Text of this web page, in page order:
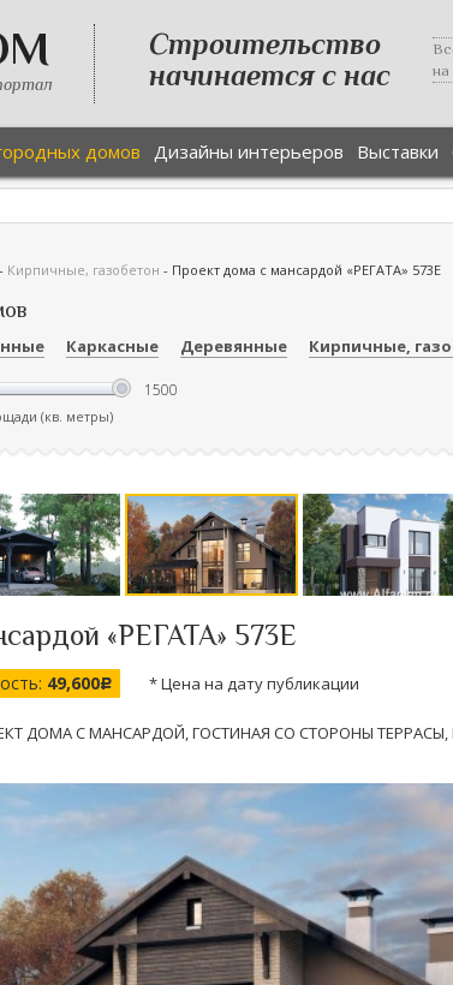
Строительство
начинается с нас
на
домов Дизайны интерьеров Выставки
- Кирпичные, газобетон - Проект дома с мансардой «РЕГАТА» 573Е
Каркасные Деревянные Кирпичные,
(кв. метры)
«РЕГАТА» 573Е
49,600c * Цена на дату публикации
ДОМА С МАНСАРДОЙ, ГОСТИНАЯ СО СТОРОНЫ